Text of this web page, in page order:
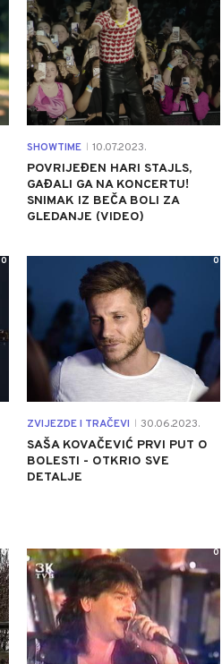
SHOWTIME 10.07.2023.
POVRIJEĐEN HARI STAJLS,
GAĐALI GA NA KONCERTU!
SNIMAK IZ BEČA BOLI ZA
GLEDANJE (VIDEO)
0
ZVIJEZDE I TRAČEVI 30.06.2023.
SAŠA KOVAČEVIĆ PRVI PUT O
BOLESTI - OTKRIO SVE
DETALJE
0
0 0